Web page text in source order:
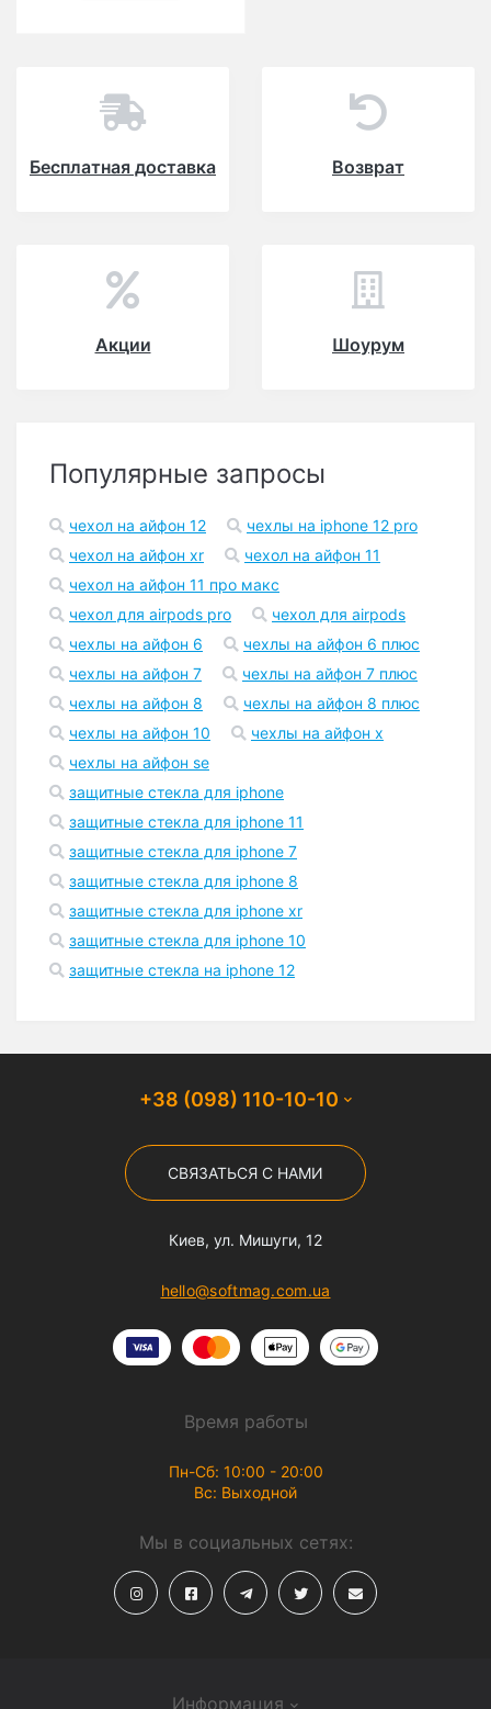
Бесплатная доставка Возврат
Акции Шоурум
Популярные запросы
чехол на айфон 12
чехлы на iphone 12 pro
чехол на айфон xr
чехол на айфон 11
чехол на айфон 11 про макс
чехол для airpods pro
чехол для airpods
чехлы на айфон 6
чехлы на айфон 6 плюс
чехлы на айфон 7
чехлы на айфон 7 плюс
чехлы на айфон 8
чехлы на айфон 8 плюс
чехлы на айфон 10
чехлы на айфон x
чехлы на айфон se
защитные стекла для iphone
защитные стекла для iphone 11
защитные стекла для iphone 7
защитные стекла для iphone 8
защитные стекла для iphone xr
защитные стекла для iphone 10
защитные стекла на iphone 12
+38 (098) 110-10-10
СВЯЗАТЬСЯ С НАМИ
Киев, ул. Мишуги, 12
hello@softmag.com.ua
Информация
Время работы
Пн-Сб: 10:00 - 20:00
Вс: Выходной
Мы в социальных сетях: